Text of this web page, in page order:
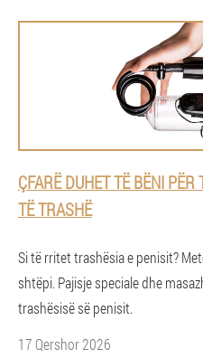
ÇFARË DUHET TË BËNI
TË TRASHË
Si të rritet trashësia e penisit?
shtëpi. Pajisje speciale dhe
trashësisë së penisit.
17 Qershor 2026